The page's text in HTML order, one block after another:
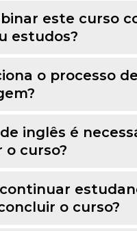
este curso
estudos?
o processo de
inglês é
o curso?
o curso?